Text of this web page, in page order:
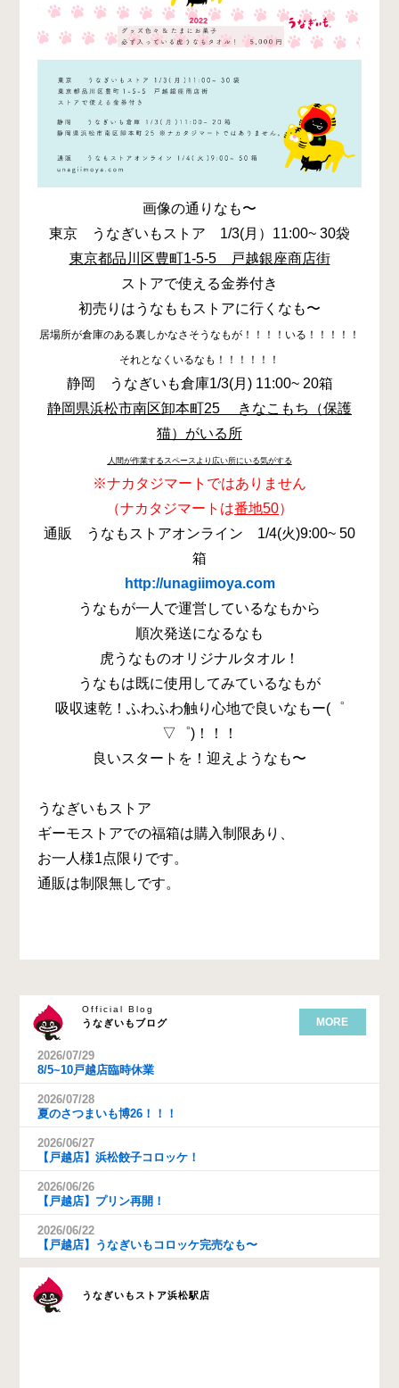
画像の通りなも〜
東京 うなぎいもストア 1/3(月）11:00~ 30袋
東京都品川区豊町1-5-5 戸越銀座商店街
ストアで使える金券付き
初売りはうなももストアに行くなも〜
居場所が倉庫のある裏しかなさそうなもが！！！！いる！！！！！
それとなくいるなも！！！！！！
静岡 うなぎいも倉庫1/3(月) 11:00~ 20箱
静岡県浜松市南区卸本町25 きなこもち（保護
猫）がいる所
人間が作業するスペースより広い所にいる気がする
※ナカタジマートではありません
（ナカタジマートは番地50）
通販 うなもストアオンライン 1/4(火)9:00~ 50
箱
http://unagiimoya.com
うなもが一人で運営しているなもから
順次発送になるなも
虎うなものオリジナルタオル！
うなもは既に使用してみているなもが
吸収速乾！ふわふわ触り心地で良いなもー(゜
▽゜)！！！
良いスタートを！迎えようなも〜
うなぎいもストア
ギーモストアでの福箱は購入制限あり、
お一人様1点限りです。
通販は制限無しです。
うなぎいもブログ
Official Blog
MORE
2026/07/29
8/5~10戸越店臨時休業
2026/07/28
夏のさつまいも博26！！！
2026/06/27
【戸越店】浜松餃子コロッケ！
2026/06/26
【戸越店】プリン再開！
2026/06/22
【戸越店】うなぎいもコロッケ完売なも〜
うなぎいもストア浜松駅店